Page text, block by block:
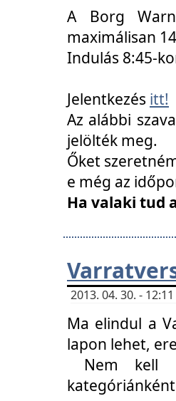
A Borg
maximálisan
Indulás 8:45-
Jelentkezés itt!
Az alábbi
jelölték meg.
Őket
e még az
Ha valaki tud
2013. 04. 30. -
Ma elindul a
lapon lehet,
Nem kell